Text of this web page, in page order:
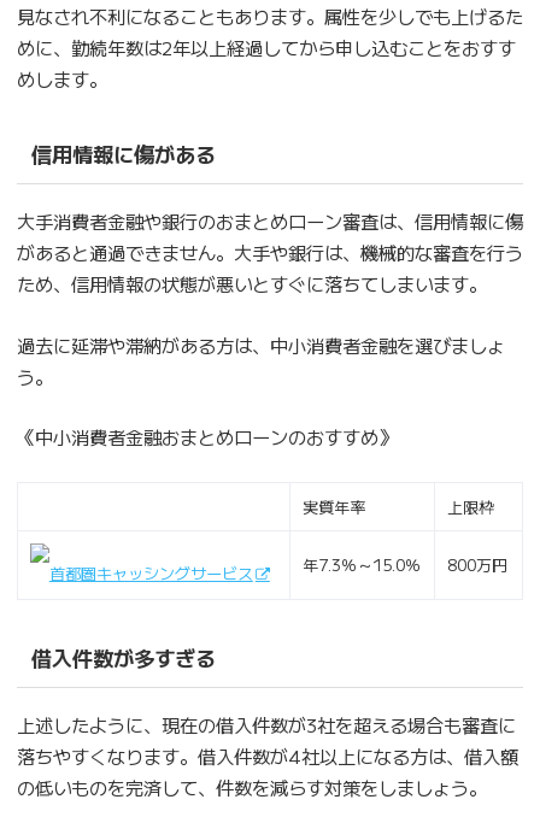
見なされ不利になることもあります。属性を少しでも上げるた
めに、勤続年数は2年以上経過してから申し込むことをおすす
めします。
信用情報に傷がある
大手消費者金融や銀行のおまとめローン審査は、信用情報に傷
があると通過できません。大手や銀行は、機械的な審査を行う
ため、信用情報の状態が悪いとすぐに落ちてしまいます。
過去に延滞や滞納がある方は、中小消費者金融を選びましょ
う。
《中小消費者金融おまとめローンのおすすめ》
実質年率 上限枠
首都圏キャッシングサービス 年7.3％～15.0％ 800万円
借入件数が多すぎる
上述したように、現在の借入件数が3社を超える場合も審査に
落ちやすくなります。借入件数が4社以上になる方は、借入額
の低いものを完済して、件数を減らす対策をしましょう。